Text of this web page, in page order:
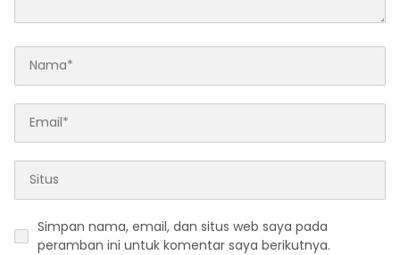
Simpan nama, email, dan situs web saya pada
peramban ini untuk komentar saya berikutnya.